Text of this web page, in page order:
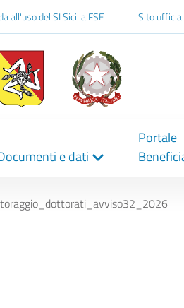
all'uso del SI Sicilia FSE Sito
e dati
Portale